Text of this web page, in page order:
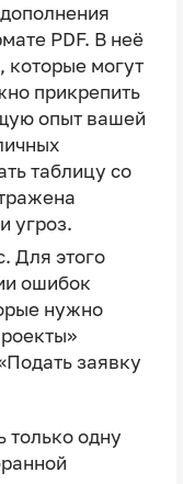
PDF. В неё
которые могут
прикрепить
опыт вашей
таблицу со
угроз.
Для этого
ошибок
нужно
заявку
только одну